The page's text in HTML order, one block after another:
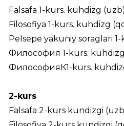
Falsafa 1-kurs. kuhdizg
Filosofiya 1-kurs. kuhdizg
Pelsepe yakuniy soraglari
Философия 1-kurs. kuhdizg
ФилософияК1-kurs.
2-kurs
Falsafa 2-kurs kundizgi